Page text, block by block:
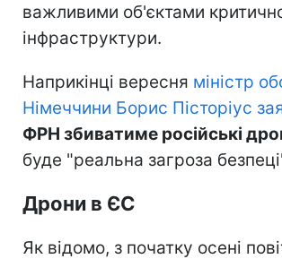
важливими об'єктами
інфраструктури.
Наприкінці вересня міністр
Німеччини Борис Пісторіус
ФРН збиватиме російські
буде "реальна загроза
Дрони в ЄС
Як відомо, з початку осені